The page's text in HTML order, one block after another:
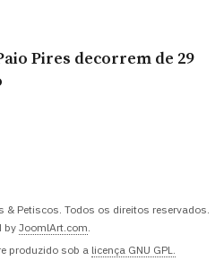
Pires decorrem de 29
& Petiscos. Todos os direitos reservados.
by JoomlArt.com.
produzido sob a licença GNU GPL.